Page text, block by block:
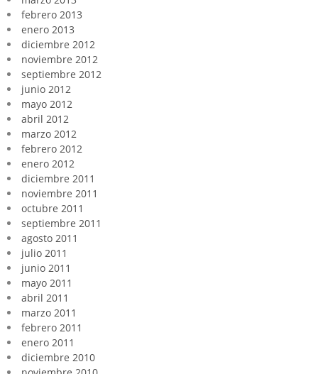
febrero 2013
enero 2013
diciembre 2012
noviembre 2012
septiembre 2012
junio 2012
mayo 2012
abril 2012
marzo 2012
febrero 2012
enero 2012
diciembre 2011
noviembre 2011
octubre 2011
septiembre 2011
agosto 2011
julio 2011
junio 2011
mayo 2011
abril 2011
marzo 2011
febrero 2011
enero 2011
diciembre 2010